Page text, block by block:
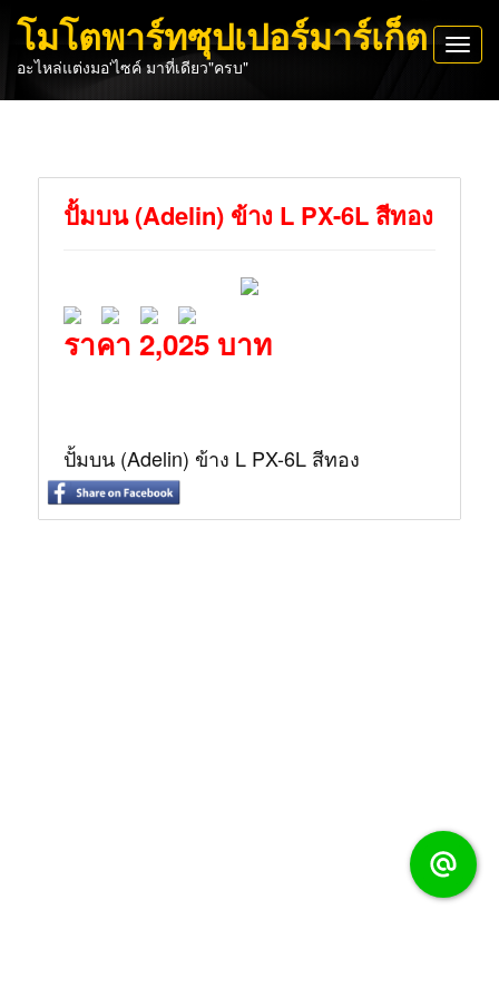
โมโตพาร์ทซุปเปอร์มาร์เก็ต
อะไหล่แต่งมอ'ไซค์ มาที่เดียว"ครบ"
ปั้มบน (Adelin) ข้าง L PX-6L สีทอง
ราคา 2,025 บาท
ปั้มบน (Adelin) ข้าง L PX-6L สีทอง